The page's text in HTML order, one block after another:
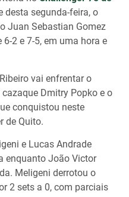
desta segunda-feira, o
Juan Sebastian Gomez
2 e 7-5, em uma hora e
vai enfrentar o
Dmitry Popko e o
conquistou neste
de Quito.
e Lucas Andrade
enquanto João Victor
Meligeni derrotou o
2 sets a 0, com parciais